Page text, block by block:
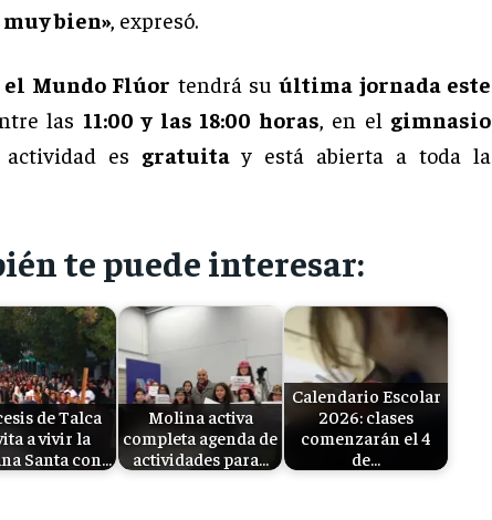
muy bien», expresó.
Mundo Flúor tendrá suúltima jornada este
las 11:00 y las 18:00 horas, en el gimnasio
es gratuitay está abierta a toda la
te puede interesar:
de Talca
a vivir la
Santa con…
Molina activa
completa agenda de
actividades para…
Calendario Escolar
2026: clases
comenzarán el 4
de…